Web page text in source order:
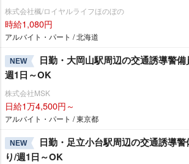
株式会社楓/ロイヤルライフほのぼの
時給1,080円
アルバイト・パート / 北海道
NEW
日勤・大岡山駅周辺の交通誘導警
週1日～OK
株式会社MSK
日給1万4,500円～
アルバイト・パート / 東京都
NEW
日勤・足立小台駅周辺の交通誘導
り/週1日～OK